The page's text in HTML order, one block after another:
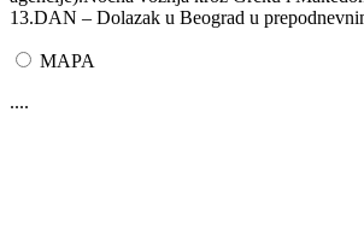
13.DAN – Dolazak u Beograd u
MAPA
....